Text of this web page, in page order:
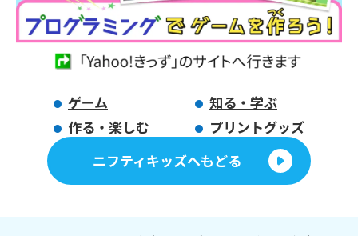
ゲーム
知る・学ぶ
作る・楽しむ
プリントグッズ
ニフティキッズへもどる